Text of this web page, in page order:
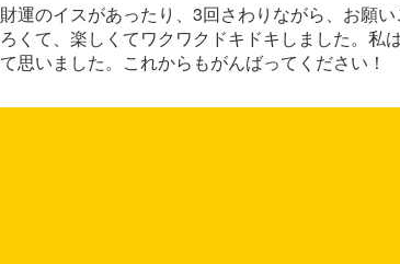
財運のイスがあったり、3回さわりながら、お願
ろくて、楽しくてワクワクドキドキしました。私
て思いました。これからもがんばってください！